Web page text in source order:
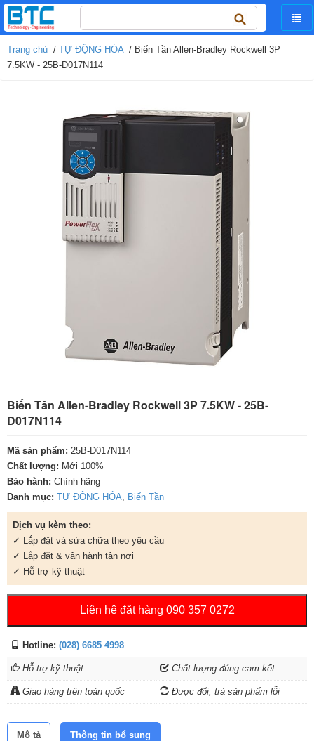
Tìm
kiếm
cho:
Trang chủ / TỰ ĐỘNG HÓA/ Biến Tần Allen-Bradley Rockwell 3P
7.5KW - 25B-D017N114
Biến Tần Allen-Bradley Rockwell 3P 7.5KW - 25B-
D017N114
Mã sản phẩm: 25B-D017N114
Chất lượng: Mới 100%
Bảo hành: Chính hãng
Danh mục: TỰ ĐỘNG HÓA, Biến Tần
Dịch vụ kèm theo:
✓ Lắp đặt và sửa chữa theo yêu cầu
✓ Lắp đặt & vận hành tận nơi
✓ Hỗ trợ kỹ thuật
Liên hệ đặt hàng 090 357 0272
Hotline: (028) 6685 4998
Hỗ trợ kỹ thuật Chất lượng đúng cam kết
Giao hàng trên toàn quốc Được đổi, trả sản phẩm lỗi
Mô tả Thông tin bổ sung